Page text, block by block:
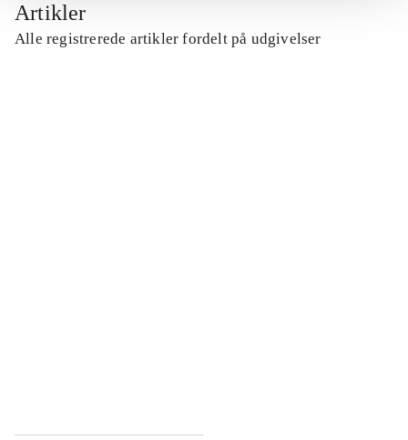
Artikler
Alle registrerede artikler fordelt på udgivelser